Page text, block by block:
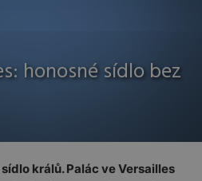
honosné sídlo bez
králů. Palác ve Versailles